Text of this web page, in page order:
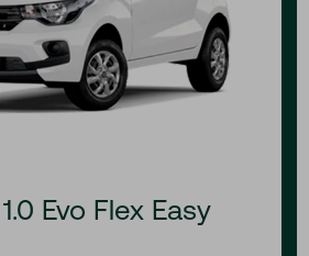
Evo Flex Easy